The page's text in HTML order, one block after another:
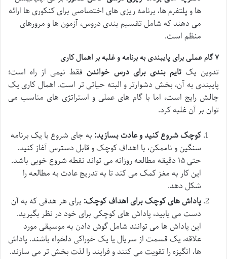
ها و پلتفرم ها، برنامه ریزی های اختصاصی برای کنکوری ها ارائه
می دهند که شامل تقسیم بندی دروس، آزمون ها و مرورهای
منظم است.
۷ گام عملی برای پایبندی به برنامه و غلبه بر اهمال کاری
تدوین یکتایم بندی برای درس خواندنفقط نیمی از راه است؛
پایبندی به آن، بخش دشوارتر و البته حیاتی تر است. اهمال کاری یک
چالش رایج است، اما با گام های عملی و استراتژی های مناسب می
توان بر آن غلبه کرد.
کوچک شروع کنید و عادت بسازید: به جای شروع با یک برنامه
سنگین و ناممکن، با اهداف کوچک و قابل دسترس آغاز کنید.
حتی ۱۵ دقیقه مطالعه روزانه می تواند نقطه شروع خوبی باشد.
این کار به مغز کمک می کند تا به تدریج عادت به مطالعه را
شکل دهد.
پاداش های کوچک برای اهداف کوچک: برای هر هدفی که به آن
دست می یابید، پاداش های کوچکی برای خود در نظر بگیرید.
این پاداش ها می توانند شامل گوش دادن به موسیقی مورد
علاقه، یک قسمت از سریال یا یک خوراکی دلخواه باشند. پاداش
ها، انگیزه را تقویت می کنند و فرایند را لذت بخش تر می سازند.